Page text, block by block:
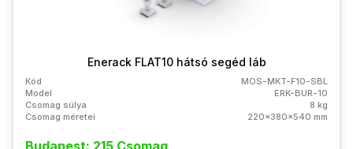
Enerack FLAT10 hátsó segéd láb
Kód
MOS-MKT-F10-SBL
Model
ERK-BUR-10
Csomag súlya
8 kg
Csomag méretei
220x380x540 mm